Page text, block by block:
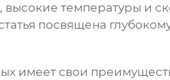
температуры и
посвящена
имеет свои